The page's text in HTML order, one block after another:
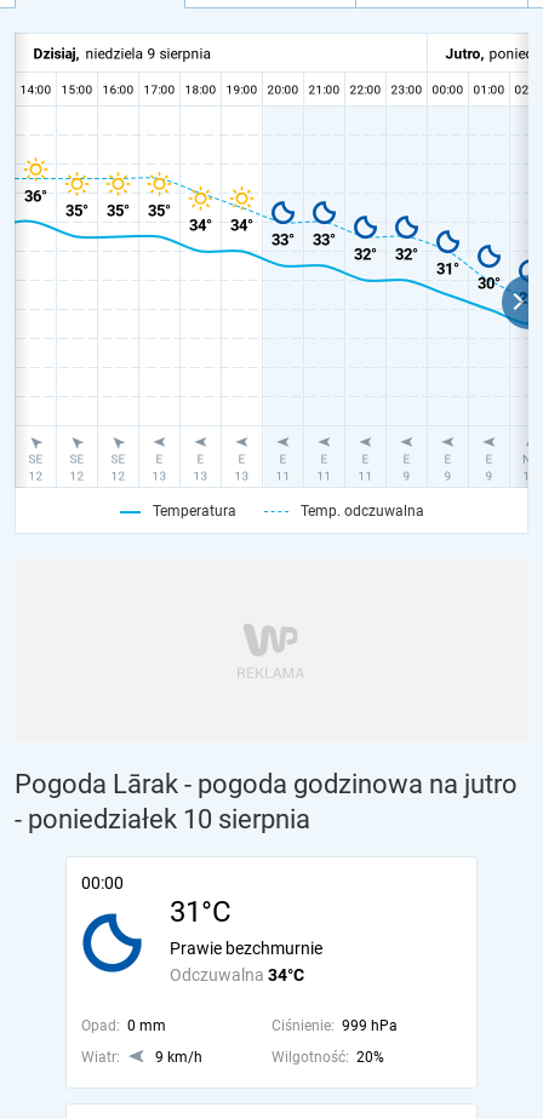
Temperatura Temp. odczuwalna
Pogoda Lārak - pogoda godzinowa na jutro
- poniedziałek 10 sierpnia
00:00
31°C
Odczuwalna 34°C
Prawie bezchmurnie
Opad: 0 mm Ciśnienie: 999 hPa
Wiatr:
9 km/h Wilgotność: 20%